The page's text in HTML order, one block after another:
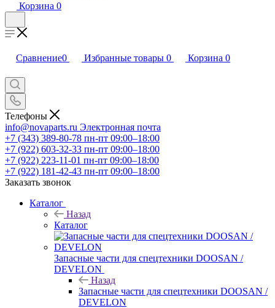
Корзина 0
Сравнение0 Избранные товары 0 Корзина 0
Телефоны
info@novaparts.ru Электронная почта
+7 (343) 389-80-78 пн-пт 09:00–18:00
+7 (922) 603-32-33 пн-пт 09:00–18:00
+7 (922) 223-11-01 пн-пт 09:00–18:00
+7 (922) 181-42-43 пн-пт 09:00–18:00
Заказать звонок
Каталог
Назад
Каталог
Запасные части для спецтехники DOOSAN /
DEVELON
Назад
Запасные части для спецтехники DOOSAN /
DEVELON